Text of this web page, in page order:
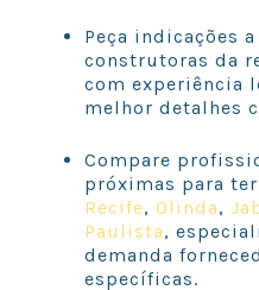
Peça indicações
construtoras da
com experiência
melhor detalhes
Compare
próximas para
Recife, Olinda,
Paulista,
demanda
específicas.